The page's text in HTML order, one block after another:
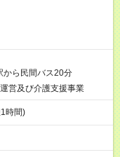
から民間バス20分
営及び介護支援事業
時間)